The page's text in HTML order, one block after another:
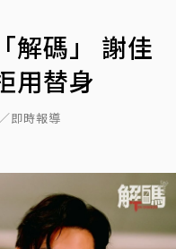
解碼」 謝佳
用替身
即時報導